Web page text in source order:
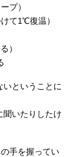
プ）
て1℃復温）
）
ということに
聞いたりしたけ
手を握ってい